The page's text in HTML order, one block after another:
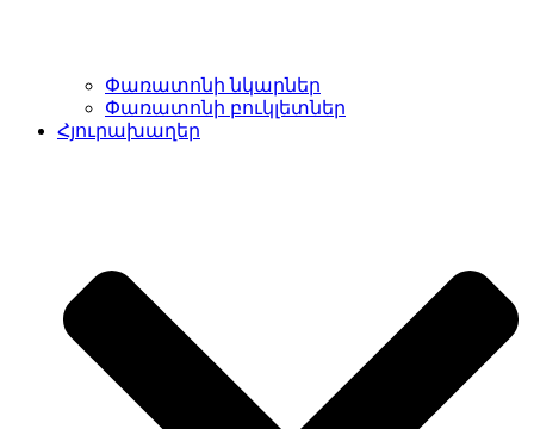
Փառատոնի նկարներ
Փառատոնի բուկլետներ
Հյուրախաղեր